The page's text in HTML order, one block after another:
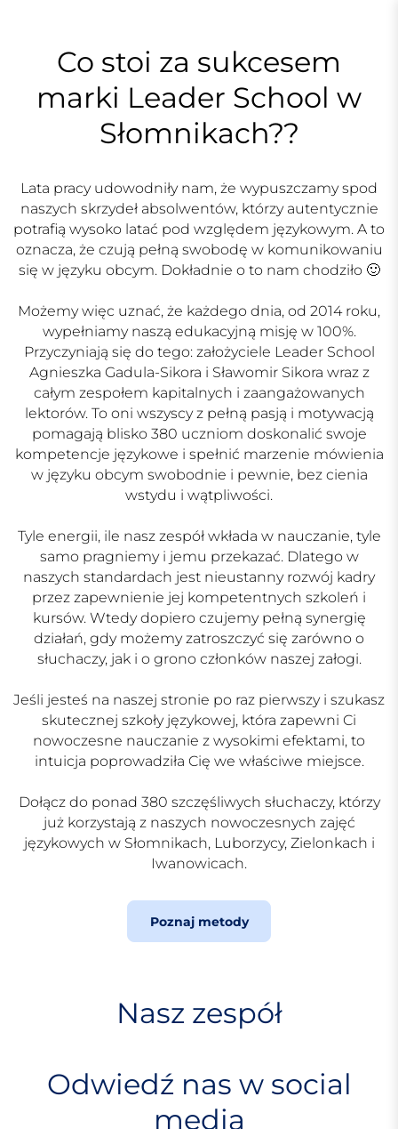
Co stoi za sukcesem
marki Leader School w
Słomnikach??
Lata pracy udowodniły nam, że wypuszczamy spod
naszych skrzydeł absolwentów, którzy autentycznie
potrafią wysoko latać pod względem językowym. A to
oznacza, że czują pełną swobodę w komunikowaniu
się w języku obcym. Dokładnie o to nam chodziło 🙂
Możemy więc uznać, że każdego dnia, od 2014 roku,
wypełniamy naszą edukacyjną misję w 100%.
Przyczyniają się do tego: założyciele Leader School
Agnieszka Gadula-Sikora i Sławomir Sikora wraz z
całym zespołem kapitalnych i zaangażowanych
lektorów.To oni wszyscy z pełną pasją i motywacją
pomagają blisko 380 uczniom doskonalić swoje
kompetencje językowe i spełnić marzenie mówienia
w języku obcym swobodnie i pewnie, bez cienia
wstydu i wątpliwości.
Tyle energii, ile nasz zespół wkłada w nauczanie, tyle
samo pragniemy i jemu przekazać. Dlatego w
naszych standardach jest nieustanny rozwój kadry
przez zapewnienie jej kompetentnych szkoleń i
kursów. Wtedy dopiero czujemy pełną synergię
działań, gdy możemy zatroszczyć się zarówno o
słuchaczy, jak i o grono członków naszej załogi.
Jeśli jesteś na naszej stronie po raz pierwszy i szukasz
skutecznej szkoły językowej, która zapewni Ci
nowoczesne nauczanie z wysokimi efektami, to
intuicja poprowadziła Cię we właściwe miejsce.
Dołącz do ponad 380 szczęśliwych słuchaczy, którzy
już korzystają z naszych nowoczesnych zajęć
językowych w Słomnikach, Luborzycy, Zielonkach i
Iwanowicach.
Poznaj metody
Nasz zespół
Odwiedź nas w social
media